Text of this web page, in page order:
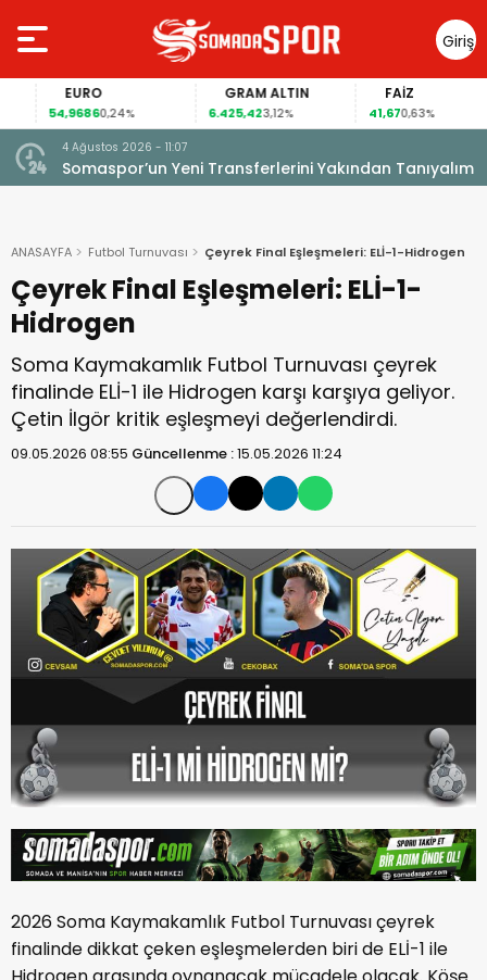
Giriş
Yap
EURO
54,96860,24%
GRAM ALTIN
6.425,423,12%
FAİZ
41,670,63%
4 Ağustos 2026 - 11:07
Somaspor’un Yeni Transferlerini Yakından Tanıyalım
ANASAYFA Futbol Turnuvası Çeyrek Final Eşleşmeleri: ELİ-1-Hidrogen
Çeyrek Final Eşleşmeleri: ELİ-1-
Hidrogen
Soma Kaymakamlık Futbol Turnuvası çeyrek
finalinde ELİ-1 ile Hidrogen karşı karşıya geliyor.
Çetin İlgör kritik eşleşmeyi değerlendirdi.
09.05.2026 08:55 Güncellenme :15.05.2026 11:24
2026 Soma Kaymakamlık Futbol Turnuvası çeyrek
finalinde dikkat çeken eşleşmelerden biri de ELİ-1 ile